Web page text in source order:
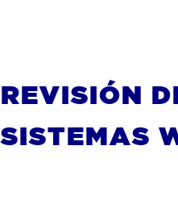
REVISIÓN
SISTEMAS